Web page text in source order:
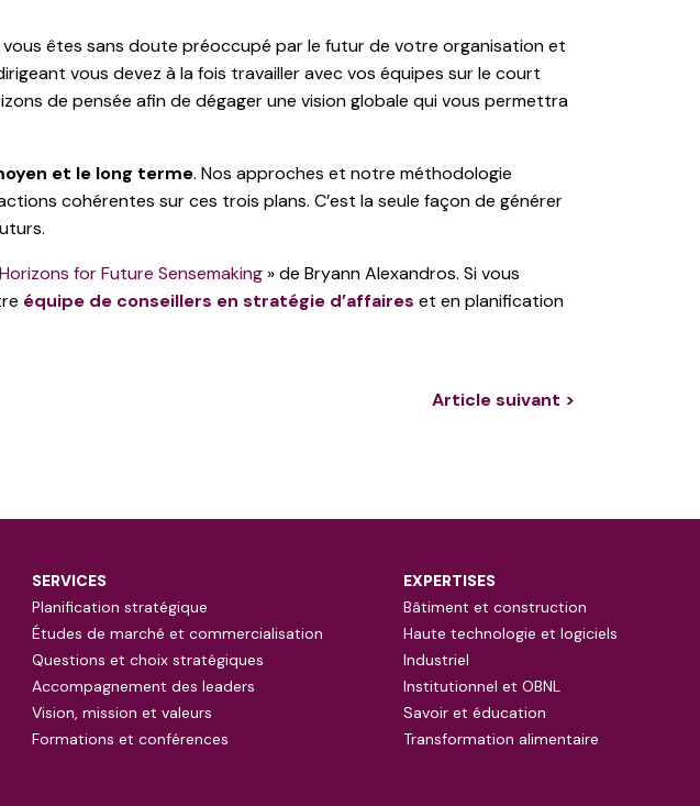
vous êtes sans doute préoccupé par le futur de votre organisation et
vous devez à la fois travailler avec vos équipes sur le court
de pensée afin de dégager une vision globale qui vous permettra
et le long terme. Nos approches et notre méthodologie
cohérentes sur ces trois plans. C’est la seule façon de générer
for Future Sensemaking » de Bryann Alexandros. Si vous
équipe de conseillers en stratégie d’affaires et en planification
Article suivant >
SERVICES
Planification stratégique
Études de marché et commercialisation
Questions et choix stratégiques
Accompagnement des leaders
Vision, mission et valeurs
Formations et conférences
EXPERTISES
Bâtiment et construction
Haute technologie et logiciels
Industriel
Institutionnel et OBNL
Savoir et éducation
Transformation alimentaire